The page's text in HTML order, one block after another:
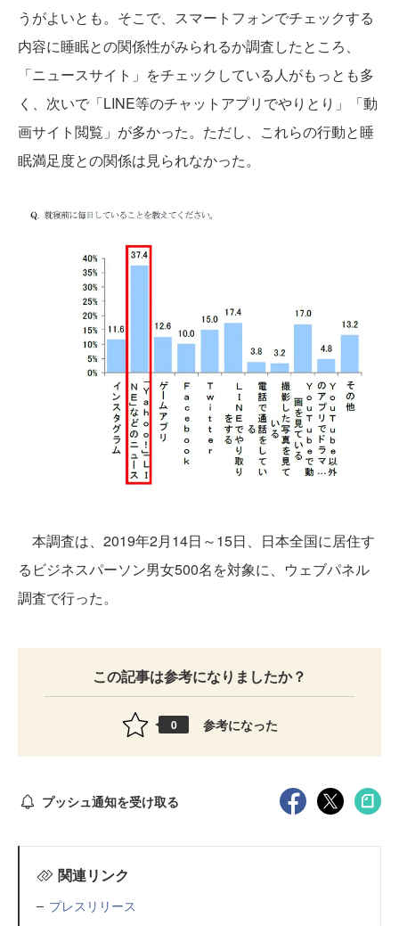
うがよいとも。そこで、スマートフォンでチェックする
内容に睡眠との関係性がみられるか調査したところ、
「ニュースサイト」をチェックしている人がもっとも多
く、次いで「LINE等のチャットアプリでやりとり」「動
画サイト閲覧」が多かった。ただし、これらの行動と睡
眠満足度との関係は見られなかった。
本調査は、2019年2月14日～15日、日本全国に居住す
るビジネスパーソン男女500名を対象に、ウェブパネル
調査で行った。
この記事は参考になりましたか？
0 参考になった
プッシュ通知を受け取る
関連リンク
プレスリリース